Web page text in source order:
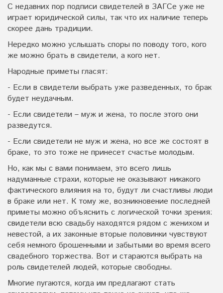
С недавних пор подписи свидетелей в ЗАГСе уже не
играет юридической силы, так что их наличие теперь
скорее дань традиции.
Нередко можно услышать споры по поводу того, кого
же можно брать в свидетели, а кого нет.
Народные приметы гласят:
- Если в свидетели выбрать уже разведенных, то брак
будет неудачным.
- Если свидетели – муж и жена, то после этого они
разведутся.
- Если свидетели не муж и жена, но все же состоят в
браке, то это тоже не принесет счастье молодым.
Но, как мы с вами понимаем, это всего лишь
надуманные страхи, которые не оказывают никакого
фактического влияния на то, будут ли счастливы люди
в браке или нет. К тому же, возникновение последней
приметы можно объяснить с логической точки зрения:
свидетели всю свадьбу находятся рядом с женихом и
невестой, а их законные вторые половинки чувствуют
себя немного брошенными и забытыми во время всего
свадебного торжества. Вот и стараются выбрать на
роль свидетелей людей, которые свободны.
Многие пугаются, когда им предлагают стать